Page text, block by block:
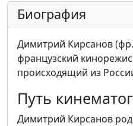
Биография
Димитрий Кирсанов
французский
происходящий из
Путь
Димитрий Кирсанов